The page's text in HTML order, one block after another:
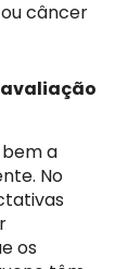
câncer
a
No
os